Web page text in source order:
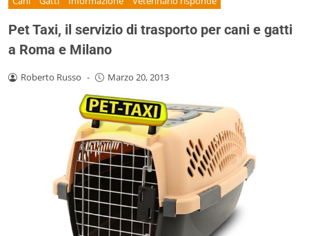
Pet Taxi, il servizio di trasporto per cani e gatti
a Roma e Milano
Roberto Russo - Marzo 20, 2013